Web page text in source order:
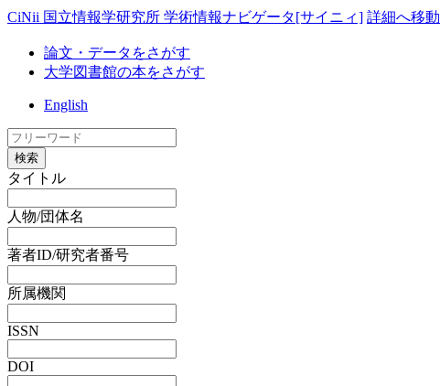
CiNii 国立情報学研究所 学術情報ナビゲータ[サイニィ] 詳細へ移動
論文・データをさがす
大学図書館の本をさがす
English
検索
タイトル
人物/団体名
著者ID/研究者番号
所属機関
ISSN
DOI